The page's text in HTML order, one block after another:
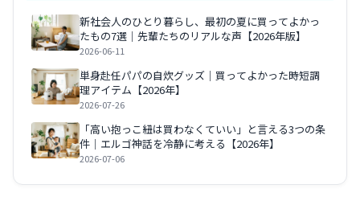
新社会人のひとり暮らし、最初の夏に買ってよかっ
たもの7選｜先輩たちのリアルな声【2026年版】
2026-06-11
単身赴任パパの自炊グッズ｜買ってよかった時短調
理アイテム【2026年】
2026-07-26
「高い抱っこ紐は買わなくていい」と言える3つの条
件｜エルゴ神話を冷静に考える【2026年】
2026-07-06